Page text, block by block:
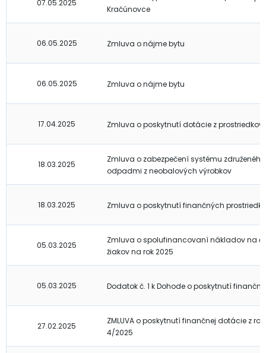
07.05.2025
Kračúnovce
06.05.2025 Zmluva o nájme bytu
06.05.2025 Zmluva o nájme bytu
17.04.2025 Zmluva o poskytnutí dotácie z prostriedkov
18.03.2025
Zmluva o zabezpečení systému
odpadmi z neobalových výrobkov
18.03.2025 Zmluva o poskytnutí finančných
05.03.2025
Zmluva o spolufinancovaní nákladov na
žiakov na rok 2025
05.03.2025 Dodatok č. 1 k Dohode o poskytnutí
27.02.2025
ZMLUVA o poskytnutí finančnej dotácie z
4/2025